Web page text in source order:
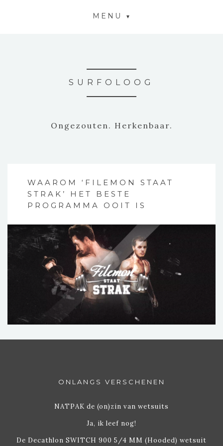
MENU
SURFOLOOG
Ongezouten. Herkenbaar.
WAAROM ‘FILEMON STAAT
STRAK’ HET BESTE
PROGRAMMA OOIT IS
ONLANGS VERSCHENEN
NATPAK de (on)zin van wetsuits
Ja, ik leef nog!
De Decathlon SWITCH 900 5/4 MM (Hooded) wetsuit